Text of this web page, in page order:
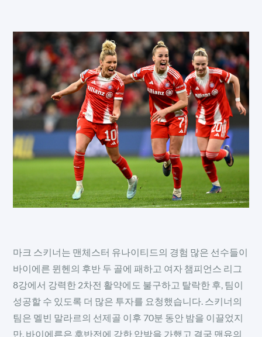
마크 스키너는 맨체스터 유나이티드의 경험 많은 선수들이
바이에른 뮌헨의 후반 두 골에 패하고 여자 챔피언스 리그
8강에서 강력한 2차전 활약에도 불구하고 탈락한 후, 팀이
성공할 수 있도록 더 많은 투자를 요청했습니다. 스키너의
팀은 멜빈 말라르의 선제골 이후 70분 동안 밤을 이끌었지
만, 바이에른은 후반전에 강한 압박을 가했고 결국 맨유의